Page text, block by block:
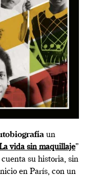
un
vida sin maquillaje”
su historia, sin
en París, con un